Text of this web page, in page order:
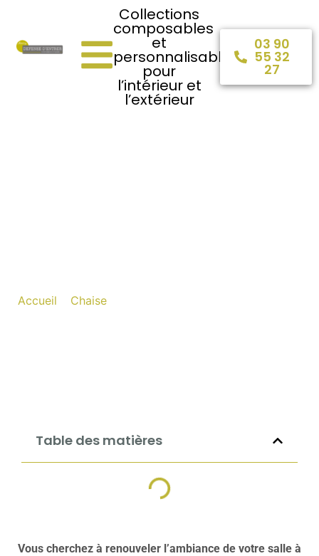
Collections
composables
et
personnalisables
pour
l’intérieur et
l’extérieur
03 90
55 32
27
Accueil Chaise
Table des matières
Vous cherchez à renouveler l’ambiance de votre salle à